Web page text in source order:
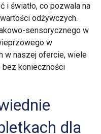
i światło, co pozwala na
odżywczych.
sensorycznego w
w
w naszej ofercie, wiele
bez konieczności
dla